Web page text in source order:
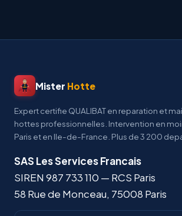
Mister Hotte
Expert certifie QUALIBAT en reparation et
hottes professionnelles. Intervention en
Paris et en Ile-de-France. Plus de 3 200
SAS Les Services Francais
SIREN 987 733 110 — RCS Paris
58 Rue de Monceau, 75008 Paris